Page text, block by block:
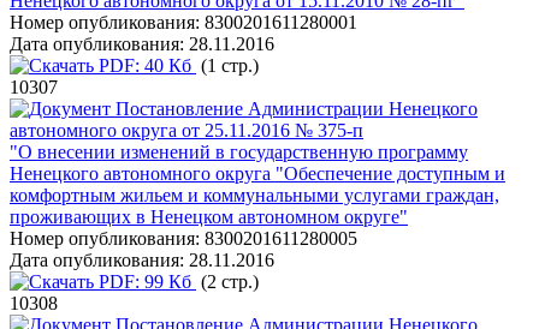
Номер опубликования: 8300201611280001
Дата опубликования: 28.11.2016
PDF: 40 Кб (1 стр.)
10307
Постановление Администрации Ненецкого
автономного округа от 25.11.2016 № 375-п
"О внесении изменений в государственную программу
Ненецкого автономного округа "Обеспечение доступным и
комфортным жильем и коммунальными услугами граждан,
проживающих в Ненецком автономном округе"
Номер опубликования: 8300201611280005
Дата опубликования: 28.11.2016
PDF: 99 Кб (2 стр.)
10308
Постановление Администрации Ненецкого